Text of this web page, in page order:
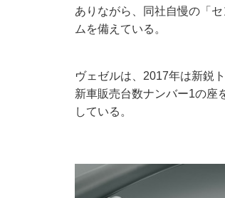
ありながら、同社自慢の「
ムを備えている。
ヴェゼルは、2017年は新鋭
新車販売台数ナンバー1の座
している。